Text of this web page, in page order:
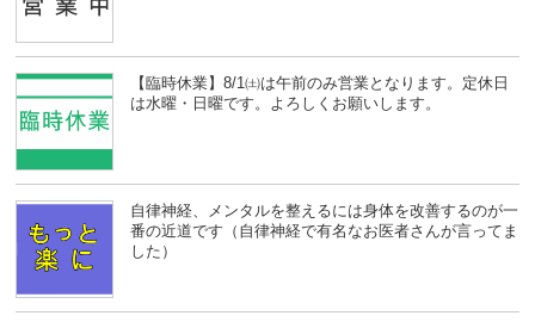
【臨時休業】8/1㈯は午前のみ営業となります。定休日
は水曜・日曜です。よろしくお願いします。
自律神経、メンタルを整えるには身体を改善するのが一
番の近道です（自律神経で有名なお医者さんが言ってま
した）